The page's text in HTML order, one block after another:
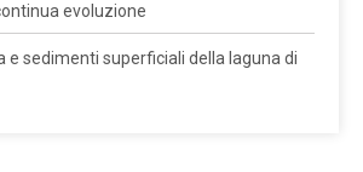
evoluzione
e sedimenti superficiali della laguna di